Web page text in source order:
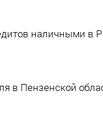
наличными в
в Пензенской